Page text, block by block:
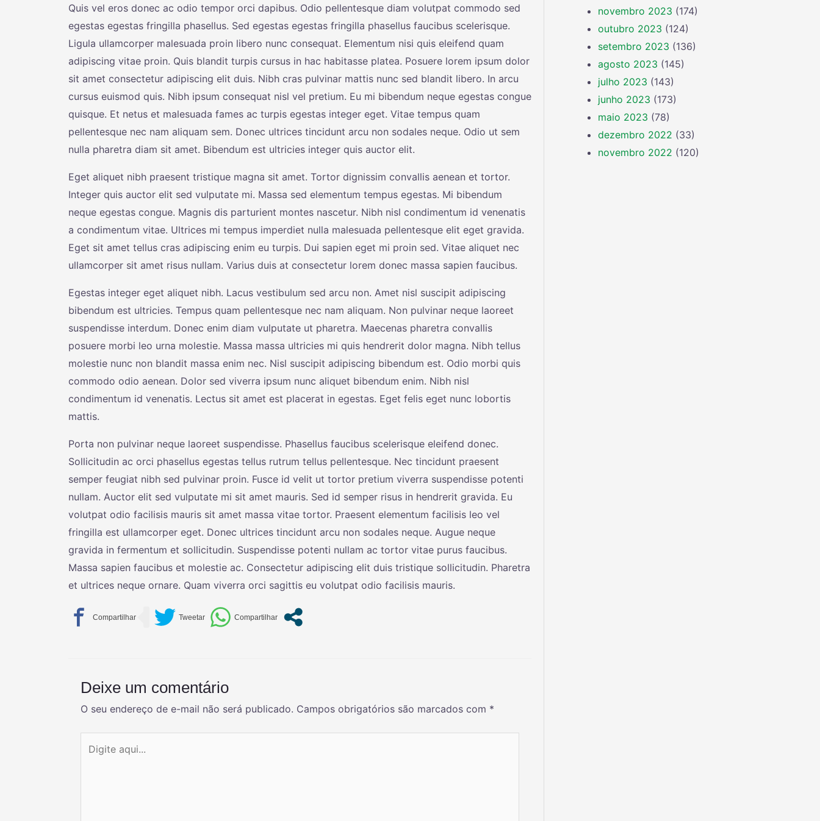
Quis vel eros donec ac odio tempor orci dapibus. Odio pellentesque diam volutpat commodo sed
egestas egestas fringilla phasellus. Sed egestas egestas fringilla phasellus faucibus scelerisque.
Ligula ullamcorper malesuada proin libero nunc consequat. Elementum nisi quis eleifend quam
adipiscing vitae proin. Quis blandit turpis cursus in hac habitasse platea. Posuere lorem ipsum dolor
sit amet consectetur adipiscing elit duis. Nibh cras pulvinar mattis nunc sed blandit libero. In arcu
cursus euismod quis. Nibh ipsum consequat nisl vel pretium. Eu mi bibendum neque egestas congue
quisque. Et netus et malesuada fames ac turpis egestas integer eget. Vitae tempus quam
pellentesque nec nam aliquam sem. Donec ultrices tincidunt arcu non sodales neque. Odio ut sem
nulla pharetra diam sit amet. Bibendum est ultricies integer quis auctor elit.
Eget aliquet nibh praesent tristique magna sit amet. Tortor dignissim convallis aenean et tortor.
Integer quis auctor elit sed vulputate mi. Massa sed elementum tempus egestas. Mi bibendum
neque egestas congue. Magnis dis parturient montes nascetur. Nibh nisl condimentum id venenatis
a condimentum vitae. Ultrices mi tempus imperdiet nulla malesuada pellentesque elit eget gravida.
Eget sit amet tellus cras adipiscing enim eu turpis. Dui sapien eget mi proin sed. Vitae aliquet nec
ullamcorper sit amet risus nullam. Varius duis at consectetur lorem donec massa sapien faucibus.
Egestas integer eget aliquet nibh. Lacus vestibulum sed arcu non. Amet nisl suscipit adipiscing
bibendum est ultricies. Tempus quam pellentesque nec nam aliquam. Non pulvinar neque laoreet
suspendisse interdum. Donec enim diam vulputate ut pharetra. Maecenas pharetra convallis
posuere morbi leo urna molestie. Massa massa ultricies mi quis hendrerit dolor magna. Nibh tellus
molestie nunc non blandit massa enim nec. Nisl suscipit adipiscing bibendum est. Odio morbi quis
commodo odio aenean. Dolor sed viverra ipsum nunc aliquet bibendum enim. Nibh nisl
condimentum id venenatis. Lectus sit amet est placerat in egestas. Eget felis eget nunc lobortis
mattis.
Porta non pulvinar neque laoreet suspendisse. Phasellus faucibus scelerisque eleifend donec.
Sollicitudin ac orci phasellus egestas tellus rutrum tellus pellentesque. Nec tincidunt praesent
semper feugiat nibh sed pulvinar proin. Fusce id velit ut tortor pretium viverra suspendisse potenti
nullam. Auctor elit sed vulputate mi sit amet mauris. Sed id semper risus in hendrerit gravida. Eu
volutpat odio facilisis mauris sit amet massa vitae tortor. Praesent elementum facilisis leo vel
fringilla est ullamcorper eget. Donec ultrices tincidunt arcu non sodales neque. Augue neque
gravida in fermentum et sollicitudin. Suspendisse potenti nullam ac tortor vitae purus faucibus.
Massa sapien faucibus et molestie ac. Consectetur adipiscing elit duis tristique sollicitudin. Pharetra
et ultrices neque ornare. Quam viverra orci sagittis eu volutpat odio facilisis mauris.
Deixe um comentário
O seu endereço de e-mail não será publicado. Campos obrigatórios são marcados com *
novembro 2023 (174)
outubro 2023 (124)
setembro 2023 (136)
agosto 2023 (145)
julho 2023 (143)
junho 2023 (173)
maio 2023 (78)
dezembro 2022 (33)
novembro 2022 (120)